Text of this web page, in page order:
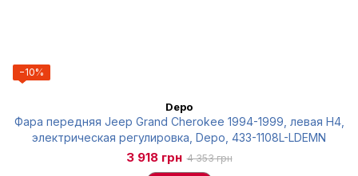
−10%
Depo
Фара передняя Jeep Grand Cherokee 1994-1999, левая Н4,
электрическая регулировка, Depo, 433-1108L-LDEMN
3 918 грн 4 353 грн